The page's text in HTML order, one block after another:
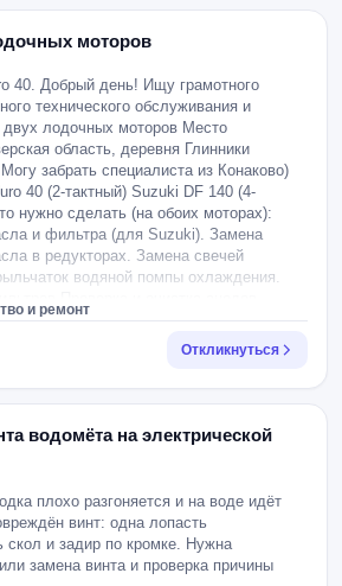
моторов
40. Добрый день! Ищу грамотного
технического обслуживания и
двух лодочных моторов Место
область, деревня Глинники
забрать специалиста из Конаково)
40 (2-тактный) Suzuki DF 140 (4-
нужно сделать (на обоих моторах):
и фильтра (для Suzuki). Замена
в редукторах. Замена свечей
водяной помпы охлаждения.
Проверка и очистка анодов
механизмов. Осенняя консервация
стабилизатор топлива).
и ремонт
Откликнуться
водомёта на электрической
плохо разгоняется и на воде идёт
винт: одна лопасть
скол и задир по кромке. Нужна
замена винта и проверка причины